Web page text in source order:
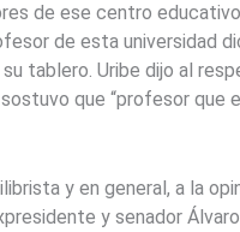
de ese centro
de esta universidad
tablero. Uribe dijo al
que “profesor
y en general, a la
y senador